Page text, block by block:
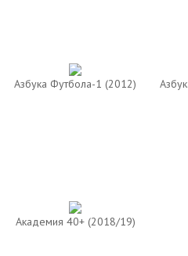
Азбука Футбола-1 (2012)
Академия 40+ (2018/19)